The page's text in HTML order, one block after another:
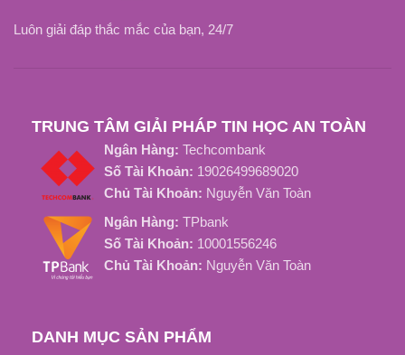
Luôn giải đáp thắc mắc của bạn, 24/7
TRUNG TÂM GIẢI PHÁP TIN HỌC AN TOÀN
Ngân Hàng: Techcombank
Số Tài Khoản: 19026499689020
Chủ Tài Khoản: Nguyễn Văn Toàn
Ngân Hàng: TPbank
Số Tài Khoản: 10001556246
Chủ Tài Khoản: Nguyễn Văn Toàn
DANH MỤC SẢN PHẨM